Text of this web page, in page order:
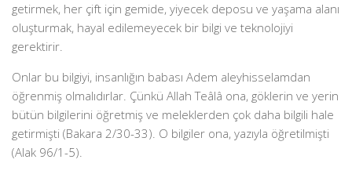
getirmek, her çift için gemide, yiyecek deposu ve yaşama alanı
oluşturmak, hayal edilemeyecek bir bilgi ve teknolojiyi
gerektirir.
Onlar bu bilgiyi, insanlığın babası Adem aleyhisselamdan
öğrenmiş olmalıdırlar. Çünkü Allah Teâlâ ona, göklerin ve yerin
bütün bilgilerini öğretmiş ve meleklerden çok daha bilgili hale
getirmişti (Bakara 2/30-33). O bilgiler ona, yazıyla öğretilmişti
(Alak 96/1-5).